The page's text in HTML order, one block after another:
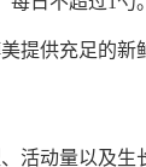
提供充足的新
活动量以及生